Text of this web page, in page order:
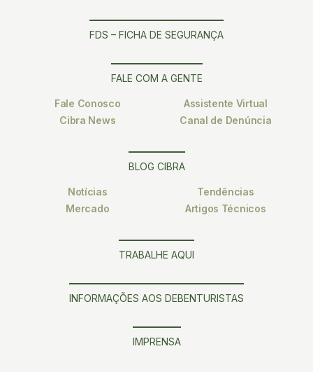
FDS – FICHA DE SEGURANÇA
FALE COM A GENTE
Fale Conosco
Cibra News
Assistente Virtual
Canal de Denúncia
BLOG CIBRA
Notícias
Mercado
Tendências
Artigos Técnicos
TRABALHE AQUI
INFORMAÇÕES AOS DEBENTURISTAS
IMPRENSA